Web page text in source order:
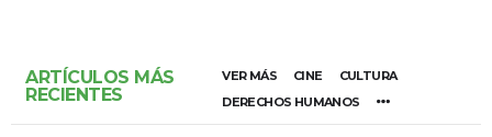
ARTÍCULOS MÁS
RECIENTES
VER MÁS CINE
CULTURA
DERECHOS HUMANOS